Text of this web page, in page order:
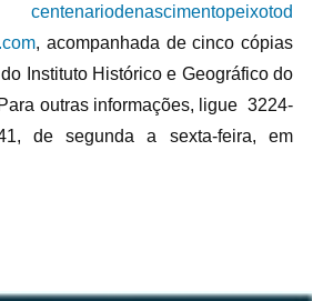
centenariodenascimentopeixotod
, acompanhada de cinco cópias
Instituto Histórico e Geográfico do
outras informações, ligue 3224-
de segunda a sexta-feira, em